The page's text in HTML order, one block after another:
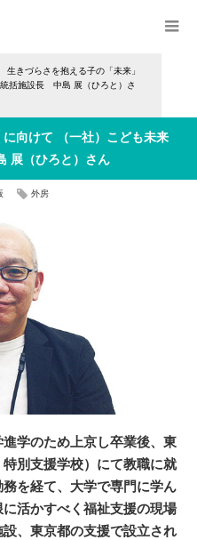
生きづらさを抱える子の「未来」
括施設長 中島 展（ひろと）さ
向けて （一社）こども未来
展（ひろと）さん
外房
学のため上京し卒業後、東
別支援学校）にて教職に就
を経て、大学で専門に学ん
活かすべく福祉支援の現場
、東京都の支援で設立され